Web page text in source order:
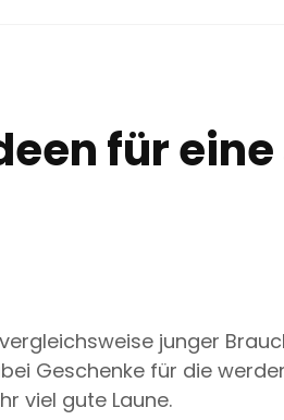
für eine
junger
Geschenke für die
viel gute Laune.